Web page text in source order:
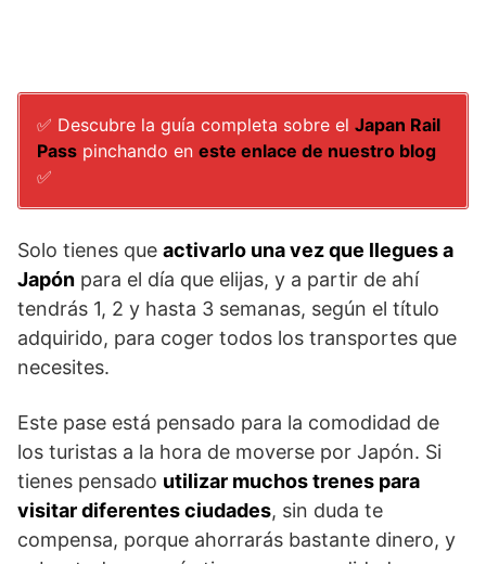
✅ Descubre la guía completa sobre el Japan Rail
Pass pinchando en este enlace de nuestro blog
✅
Solo tienes que activarlo una vez que llegues a
Japón para el día que elijas, y a partir de ahí
tendrás 1, 2 y hasta 3 semanas, según el título
adquirido, para coger todos los transportes que
necesites.
Este pase está pensado para la comodidad de
los turistas a la hora de moverse por Japón. Si
tienes pensado utilizar muchos trenes para
visitar diferentes ciudades, sin duda te
compensa, porque ahorrarás bastante dinero, y